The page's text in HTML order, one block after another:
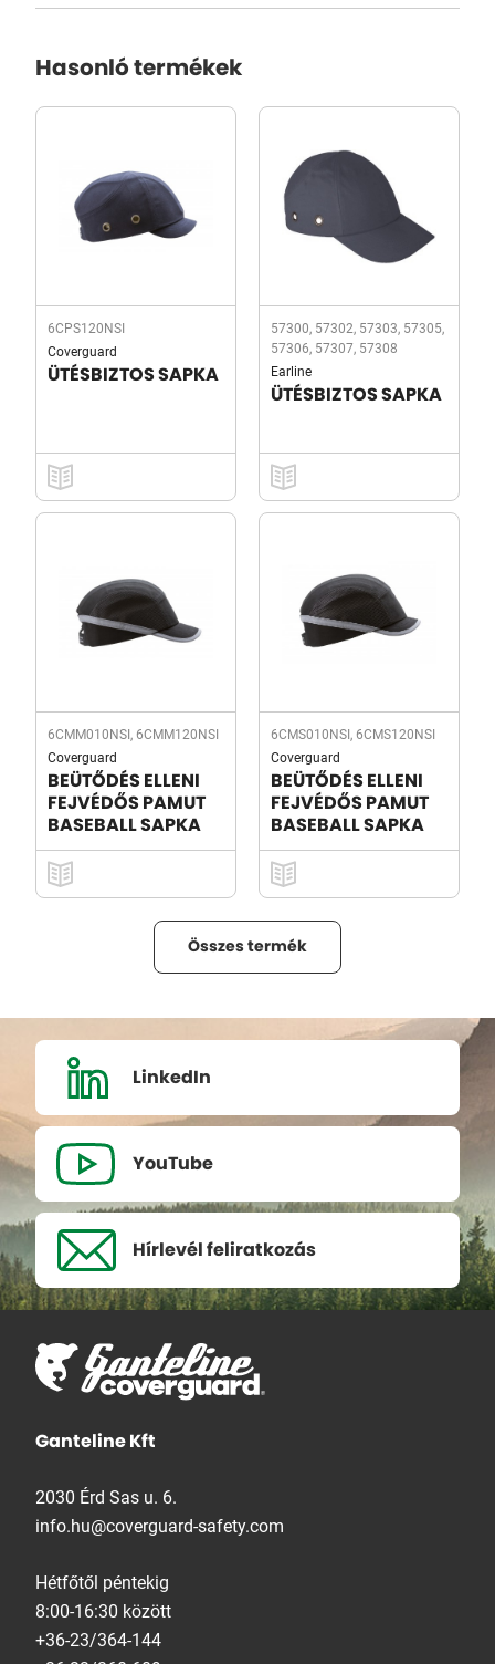
Hasonló termékek
6CPS120NSI
Coverguard
ÜTÉSBIZTOS SAPKA
57300, 57302, 57303, 57305,
57306, 57307, 57308
Earline
ÜTÉSBIZTOS SAPKA
6CMM010NSI, 6CMM120NSI
Coverguard
BEÜTŐDÉS ELLENI
FEJVÉDŐS PAMUT
BASEBALL SAPKA
6CMS010NSI, 6CMS120NSI
Coverguard
BEÜTŐDÉS ELLENI
FEJVÉDŐS PAMUT
BASEBALL SAPKA
Összes termék
LinkedIn
YouTube
Hírlevél feliratkozás
Ganteline Kft
2030 Érd Sas u. 6.
info.hu@coverguard-safety.com
Hétfőtől péntekig
8:00-16:30 között
+36-23/364-144